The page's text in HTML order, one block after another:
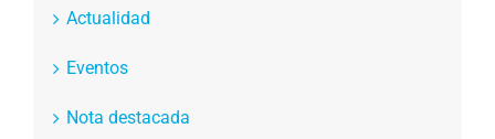
Actualidad
Eventos
Nota destacada